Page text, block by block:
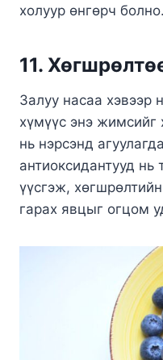
холуур өнгөрч болно.
11.
​Залуу насаа хэвээр
хүмүүс энэ жимсийг
нь нэрсэнд
антиоксидантууд нь
үүсгэж,
гарах явцыг огцом